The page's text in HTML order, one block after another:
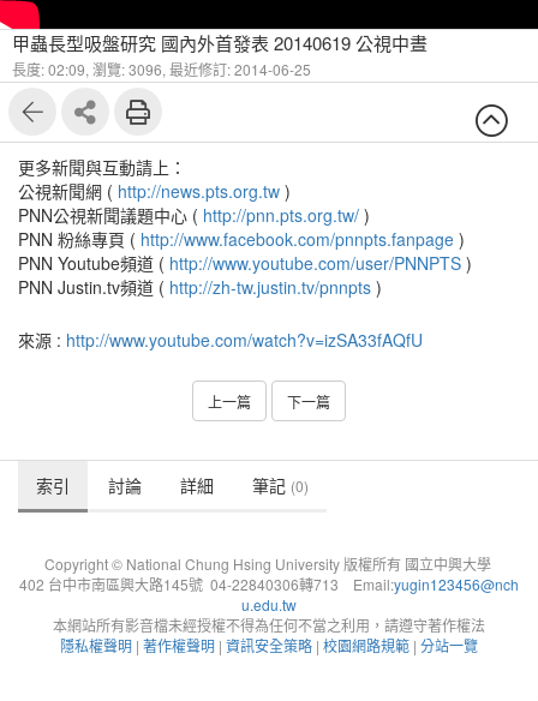
甲蟲長型吸盤研究 國內外首發表 20140619 公視中晝
長度: 02:09, 瀏覽: 3096, 最近修訂: 2014-06-25
更多新聞與互動請上：
公視新聞網 ( http://news.pts.org.tw )
PNN公視新聞議題中心 ( http://pnn.pts.org.tw/ )
PNN 粉絲專頁 ( http://www.facebook.com/pnnpts.fanpage )
PNN Youtube頻道 ( http://www.youtube.com/user/PNNPTS )
PNN Justin.tv頻道 ( http://zh-tw.justin.tv/pnnpts )
來源 : http://www.youtube.com/watch?v=izSA33fAQfU
上一篇 下一篇
索引 討論 詳細 筆記 (0)
Copyright © National Chung Hsing University 版權所有 國立中興大學
402 台中市南區興大路145號 04-22840306轉713 Email:yugin123456@nch
u.edu.tw
本網站所有影音檔未經授權不得為任何不當之利用，請遵守著作權法
隱私權聲明 | 著作權聲明 | 資訊安全策略 | 校園網路規範 | 分站一覽